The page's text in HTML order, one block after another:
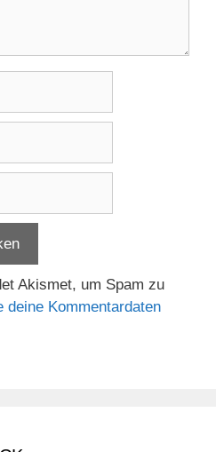
Akismet, um Spam zu
deine Kommentardaten